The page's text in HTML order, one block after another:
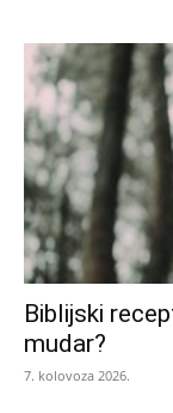
Biblijski
mudar?
7. kolovoza 2026.